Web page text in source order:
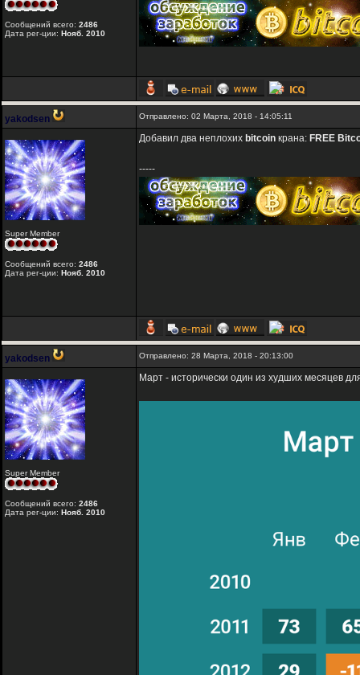
Сообщений всего: 2486
Дата рег-ции: Нояб. 2010
yakodsen Отправлено: 02 Марта, 2018 - 14:05:11
Super Member
Сообщений всего: 2486
Дата рег-ции: Нояб. 2010
Добавил два неплохих bitcoin крана: FREE
-----
yakodsen Отправлено: 28 Марта, 2018 - 20:13:00
Super Member
Сообщений всего: 2486
Дата рег-ции: Нояб. 2010
Март - исторически один из худших месяцев